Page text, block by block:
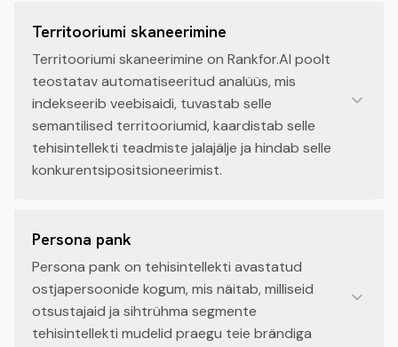
Territooriumi skaneerimine
Territooriumi skaneerimine on Rankfor.AI poolt
teostatav automatiseeritud analüüs, mis
indekseerib veebisaidi, tuvastab selle
semantilised territooriumid, kaardistab selle
tehisintellekti teadmiste jalajälje ja hindab selle
konkurentsipositsioneerimist.
Persona pank
Persona pank on tehisintellekti avastatud
ostjapersoonide kogum, mis näitab, milliseid
otsustajaid ja sihtrühma segmente
tehisintellekti mudelid praegu teie brändiga